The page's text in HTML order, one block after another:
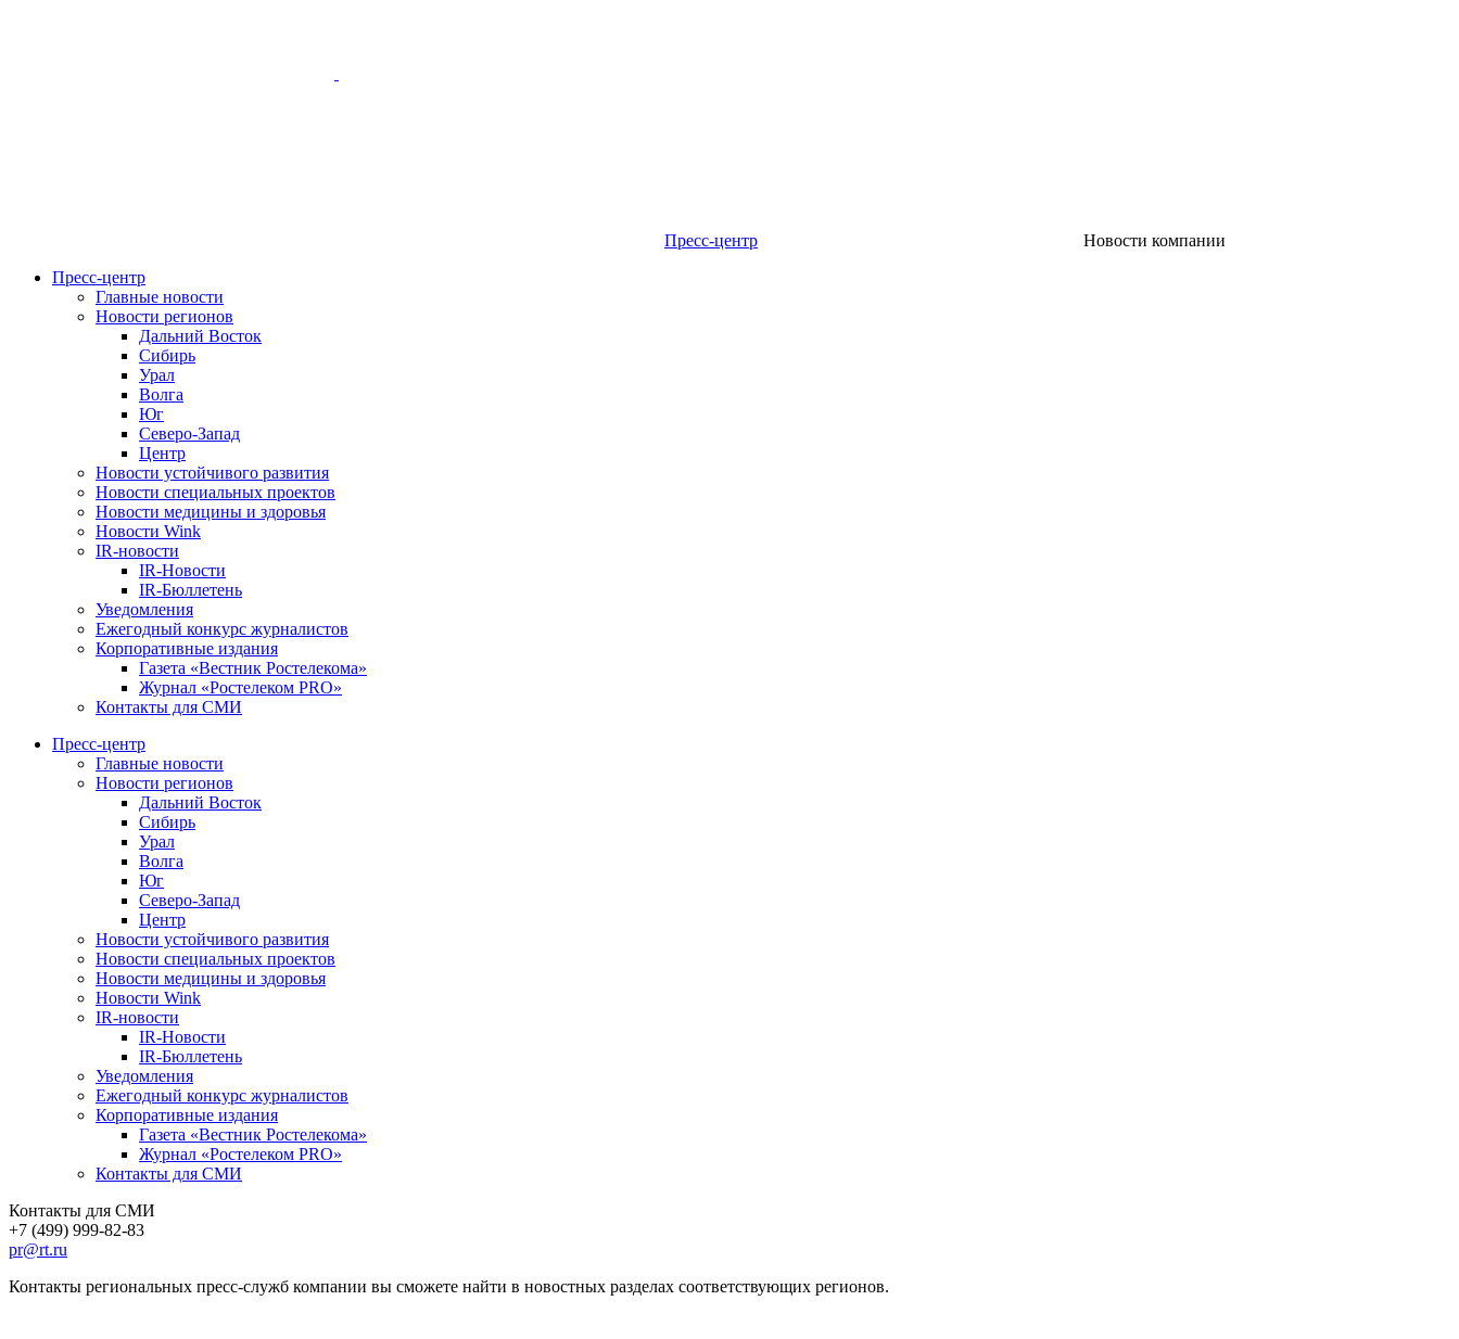
Пресс-центр
Новости компании
Пресс-центр
Главные новости
Новости регионов
Дальний Восток
Сибирь
Урал
Волга
Юг
Северо-Запад
Центр
Новости устойчивого развития
Новости специальных проектов
Новости медицины и здоровья
Новости Wink
IR-новости
IR-Новости
IR-Бюллетень
Уведомления
Ежегодный конкурс журналистов
Корпоративные издания
Газета «Вестник Ростелекома»
Журнал «Ростелеком PRO»
Контакты для СМИ
Пресс-центр
Главные новости
Новости регионов
Дальний Восток
Сибирь
Урал
Волга
Юг
Северо-Запад
Центр
Новости устойчивого развития
Новости специальных проектов
Новости медицины и здоровья
Новости Wink
IR-новости
IR-Новости
IR-Бюллетень
Уведомления
Ежегодный конкурс журналистов
Корпоративные издания
Газета «Вестник Ростелекома»
Журнал «Ростелеком PRO»
Контакты для СМИ
Контакты для СМИ
+7 (499) 999-82-83
pr@rt.ru
Контакты региональных пресс-служб компании вы сможете найти в новостных разделах соответствующих регионов.